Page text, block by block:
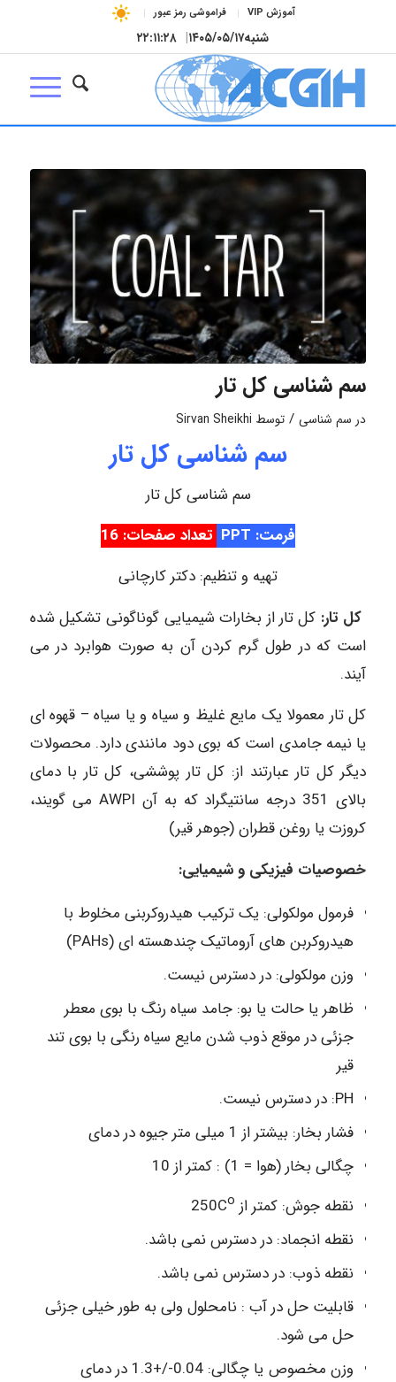
آموزش VIP فراموشی رمز عبور
شنبه۱۴۰۵/۰۵/۱۷| ۲۲:۱۱:۲۸
سم شناسی کل تار
در سم شناسی / توسط Sirvan Sheikhi
سم شناسی کل تار
سم شناسی کل تار
فرمت: PPT
تعداد صفحات: 16
تهیه و تنظیم: دکتر کارچانی
کل تار: کل تار از بخارات شیمیایی گوناگونی تشکیل شده
است که در طول گرم کردن آن به صورت هوابرد در می
آیند.
کل تار معمولا یک مایع غلیظ و سیاه و یا سیاه – قهوه ای
یا نیمه جامدی است که بوی دود مانندی دارد. محصولات
دیگر کل تار عبارتند از: کل تار پوششی، کل تار با دمای
بالای 351 درجه سانتیگراد که به آن AWPI می گویند،
کروزت یا روغن قطران (جوهر قیر)
خصوصیات فیزیکی و شیمیایی:
فرمول مولکولی: یک ترکیب هیدروکربنی مخلوط با
هیدروکربن های آروماتیک چندهسته ای (PAHs)
وزن مولکولی: در دسترس نیست.
ظاهر یا حالت یا بو: جامد سیاه رنگ با بوی معطر
جزئی در موقع ذوب شدن مایع سیاه رنگی با بوی تند
قیر
PH: در دسترس نیست.
فشار بخار: بیشتر از 1 میلی متر جیوه در دمای
چگالی بخار (هوا = 1) : کمتر از 10
نقطه جوش: کمتر از 250C o
نقطه انجماد: در دسترس نمی باشد.
نقطه ذوب: در دسترس نمی باشد.
قابلیت حل در آب : نامحلول ولی به طور خیلی جزئی
حل می شود.
وزن مخصوص یا چگالی: 0.04-/+1.3 در دمای